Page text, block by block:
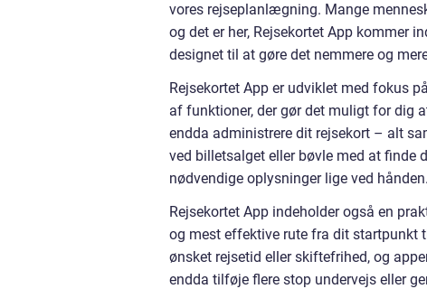
vores rejseplanlægning. Mange
og det er her, Rejsekortet App kommer
designet til at gøre det nemmere og
Rejsekortet App er udviklet med fokus
af funktioner, der gør det muligt for dig
endda administrere dit rejsekort – alt
ved billetsalget eller bøvle med at finde
nødvendige oplysninger lige ved hånden.
Rejsekortet App indeholder også en
og mest effektive rute fra dit startpunkt
ønsket rejsetid eller skiftefrihed, og
endda tilføje flere stop undervejs eller